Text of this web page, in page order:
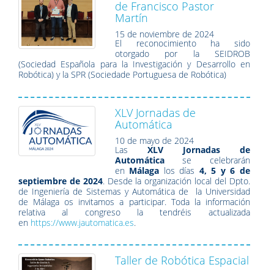
de Francisco Pastor
Martín
15 de noviembre de 2024
El reconocimiento ha sido
otorgado por la SEIDROB
(Sociedad Española para la Investigación y Desarrollo en
Robótica) y la SPR (Sociedade Portuguesa de Robótica)
XLV Jornadas de
Automática
10 de mayo de 2024
Las XLV Jornadas de
Automática se celebrarán
en Málaga los días 4, 5 y 6 de
septiembre de 2024. Desde la organización local del Dpto.
de Ingeniería de Sistemas y Automática de la Universidad
de Málaga os invitamos a participar. Toda la información
relativa al congreso la tendréis actualizada
en https://www.jautomatica.es.
Taller de Robótica Espacial